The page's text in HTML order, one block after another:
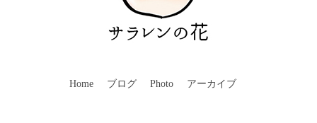
Home ブログ Photo アーカイブ